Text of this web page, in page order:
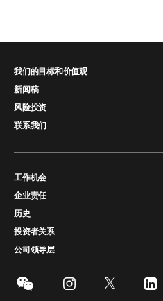
我们的目标和价值观
新闻稿
风险投资
联系我们
工作机会
企业责任
历史
投资者关系
公司领导层